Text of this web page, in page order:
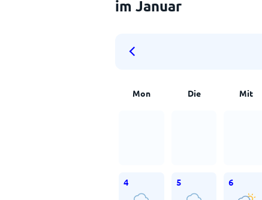
im Januar
Mon Die Mit
4 5 6